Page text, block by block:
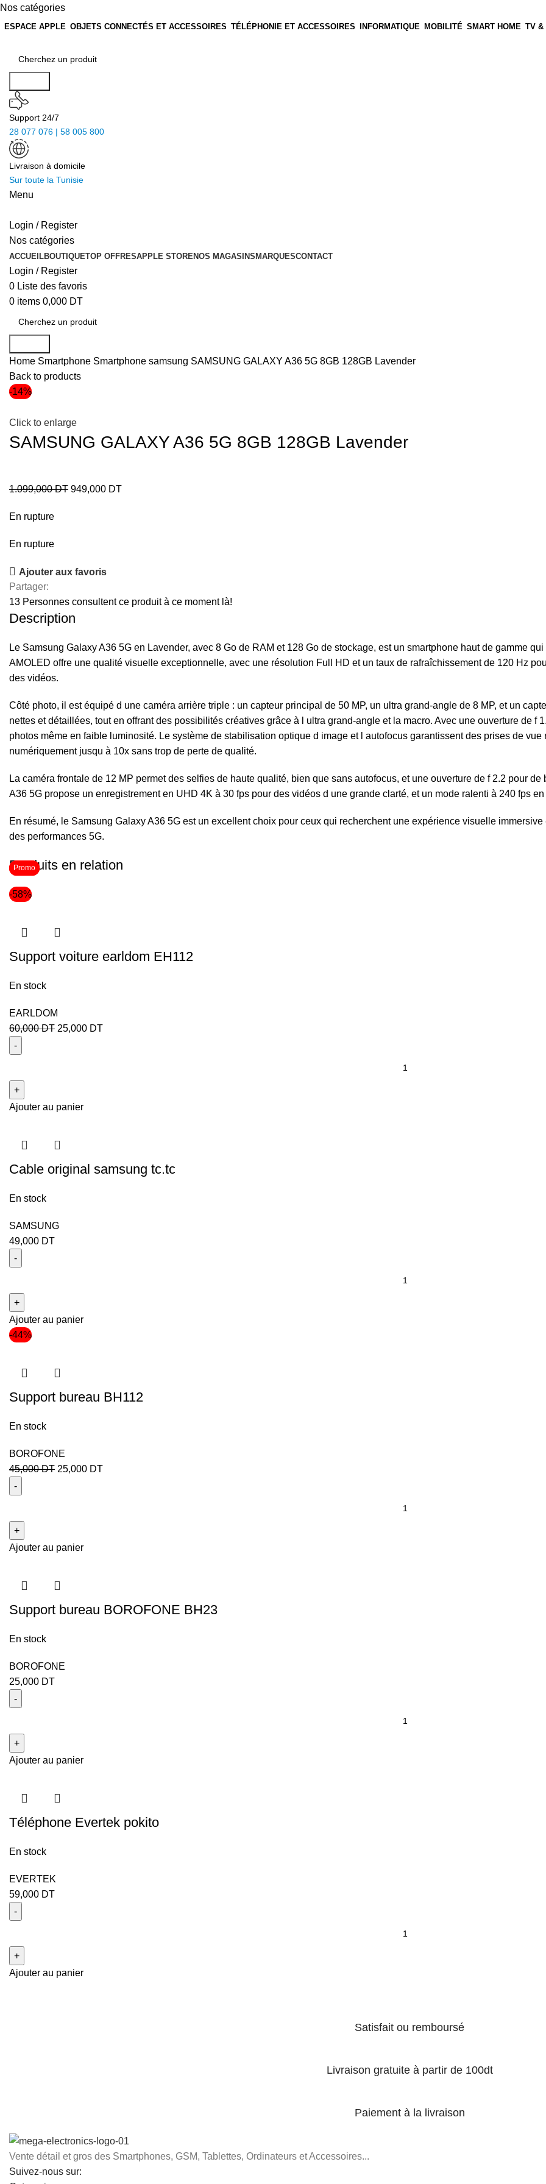
Nos catégories
ESPACE APPLE OBJETS CONNECTÉS ET ACCESSOIRES TÉLÉPHONIE ET ACCESSOIRES INFORMATIQUE MOBILITÉ SMART HOME TV &
Support 24/7
28 077 076 | 58 005 800
Livraison à domicile
Sur toute la Tunisie
Menu
Login / Register
Nos catégories
ACCUEILBOUTIQUETOP OFFRESAPPLE STORENOS MAGASINSMARQUESCONTACT
Login / Register
0 Liste des favoris
0 items 0,000 DT
Home Smartphone Smartphone samsung SAMSUNG GALAXY A36 5G 8GB 128GB Lavender
Back to products
-14%
Click to enlarge
SAMSUNG GALAXY A36 5G 8GB 128GB Lavender
1.099,000DT 949,000 DT
En rupture
En rupture
Ajouter aux favoris
Partager:
13 Personnes consultent ce produit à ce moment là!
Description
Le Samsung Galaxy A36 5G en Lavender, avec 8 Go de RAM et 128 Go de stockage, est un smartphone haut de gamme
AMOLED offre une qualité visuelle exceptionnelle, avec une résolution Full HD et un taux de rafraîchissement de 120 Hz
des vidéos.
Côté photo, il est équipé d une caméra arrière triple : un capteur principal de 50 MP, un ultra grand-angle de 8 MP, et un
nettes et détaillées, tout en offrant des possibilités créatives grâce à l ultra grand-angle et la macro. Avec une ouverture de
photos même en faible luminosité. Le système de stabilisation optique d image et l autofocus garantissent des prises de
numériquement jusqu à 10x sans trop de perte de qualité.
La caméra frontale de 12 MP permet des selfies de haute qualité, bien que sans autofocus, et une ouverture de f 2.2 pour
A36 5G propose un enregistrement en UHD 4K à 30 fps pour des vidéos d une grande clarté, et un mode ralenti à 240 fps
En résumé, le Samsung Galaxy A36 5G est un excellent choix pour ceux qui recherchent une expérience visuelle
des performances 5G.
Produits en relation
-58%
Promo
Support voiture earldom EH112
En stock
EARLDOM
60,000DT 25,000 DT
Ajouter au panier
Cable original samsung tc.tc
En stock
SAMSUNG
49,000 DT
Ajouter au panier
-44%
Promo
Support bureau BH112
En stock
BOROFONE
45,000DT 25,000 DT
Ajouter au panier
Support bureau BOROFONE BH23
En stock
BOROFONE
25,000 DT
Ajouter au panier
Téléphone Evertek pokito
En stock
EVERTEK
59,000 DT
Ajouter au panier
Satisfait ou remboursé
Livraison gratuite à partir de 100dt
Paiement à la livraison
Vente détail et gros des Smartphones, GSM, Tablettes, Ordinateurs et Accessoires...
Suivez-nous sur: